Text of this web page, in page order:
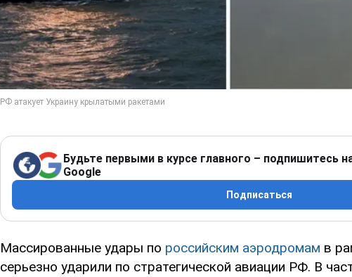
Будьте первыми в курсе главного – подпишитесь
Google
Подписаться
Массированные удары по российским аэродромам в
серьезно ударили по стратегической авиации РФ. В